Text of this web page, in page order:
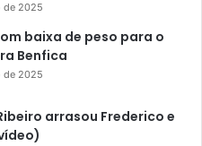
de 2025
baixa de peso para o
Benfica
de 2025
arrasou Frederico e